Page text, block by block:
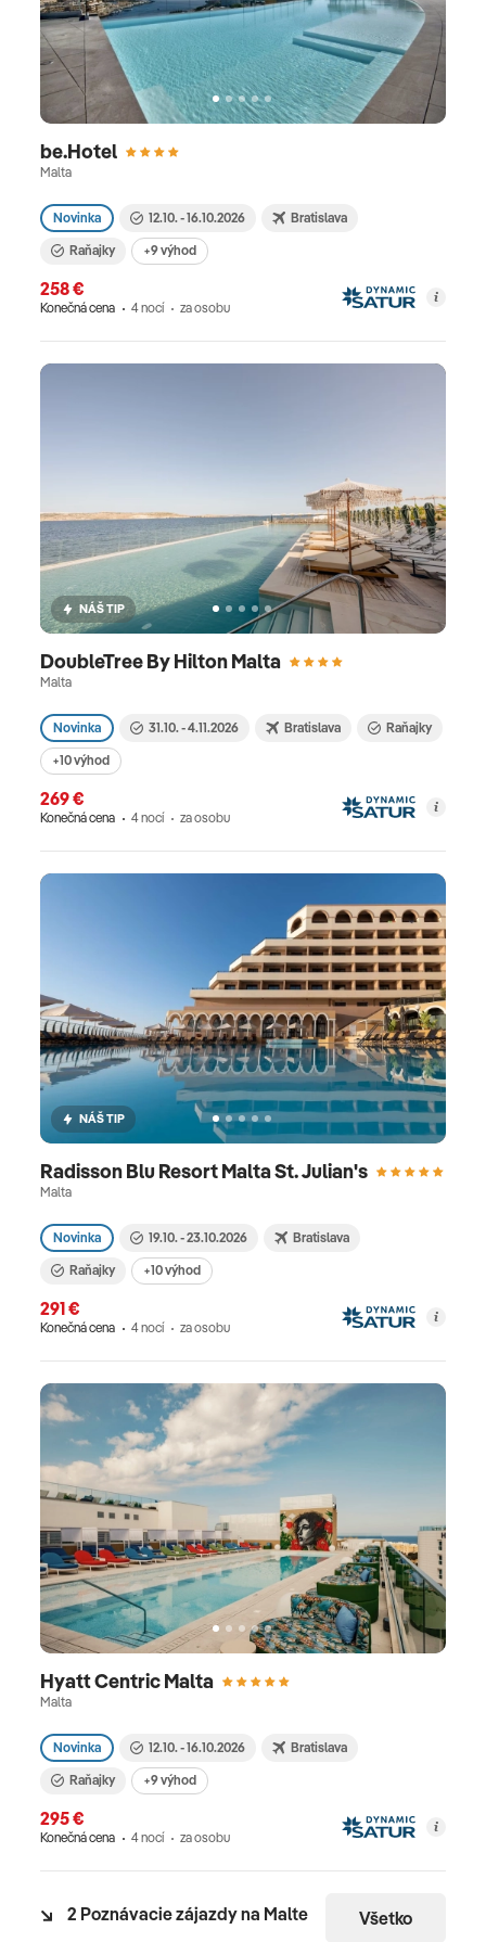
be.Hotel
Malta
Novinka 12.10. - 16.10.2026 Bratislava
Raňajky +9 výhod
258 €
Konečná cena 4 nocí za osobu
NÁŠ TIP
DoubleTree By Hilton Malta
Malta
Novinka 31.10. - 4.11.2026 Bratislava Raňajky
+10 výhod
269 €
Konečná cena 4 nocí za osobu
NÁŠ TIP
Radisson Blu Resort Malta St. Julian's
Malta
Novinka 19.10. - 23.10.2026 Bratislava
Raňajky +10 výhod
291 €
Konečná cena 4 nocí za osobu
Hyatt Centric Malta
Malta
Novinka 12.10. - 16.10.2026 Bratislava
Raňajky +9 výhod
295 €
Konečná cena 4 nocí za osobu
2 Poznávacie zájazdy na Malte Všetko